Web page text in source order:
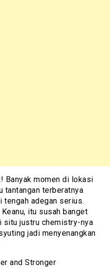
Banyak momen di lokasi
tantangan terberatnya
tengah adegan serius.
itu susah banget
situ justru chemistry-nya
jadi menyenangkan
and Stronger